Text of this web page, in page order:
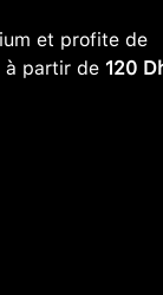
et profite de
partir de 120